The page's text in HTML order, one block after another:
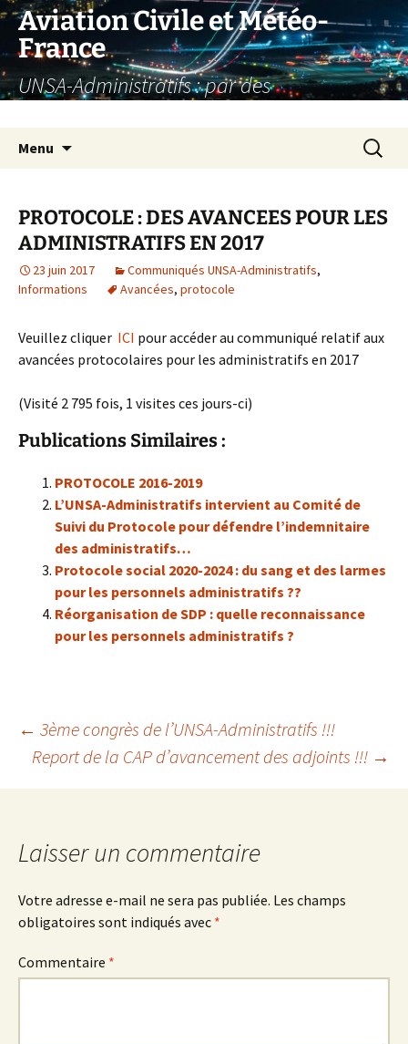
Aller
contenu
Aviation Civile et Météo-
France
UNSA-Administratifs : par des
Menu
PROTOCOLE : DES AVANCEES POUR LES
ADMINISTRATIFS EN 2017
23 juin 2017 Communiqués UNSA-Administratifs,
Informations
Avancées, protocole
Veuillez cliquer ICI pour accéder au communiqué relatif aux
avancées protocolaires pour les administratifs en 2017
(Visité 2 795 fois, 1 visites ces jours-ci)
Publications Similaires :
PROTOCOLE 2016-2019
L’UNSA-Administratifs intervient au Comité de
Suivi du Protocole pour défendre l’indemnitaire
des administratifs…
Protocole social 2020-2024 : du sang et des larmes
pour les personnels administratifs ??
Réorganisation de SDP : quelle reconnaissance
pour les personnels administratifs ?
Navigation
des
articles
← 3ème congrès de l’UNSA-Administratifs !!!
Report de la CAP d’avancement des adjoints !!! →
Laisser un commentaire
Votre adresse e-mail ne sera pas publiée. Les champs
obligatoires sont indiqués avec *
Commentaire *